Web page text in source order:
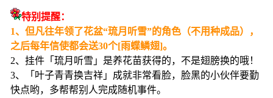
特别提醒：
1、但凡往年领了花盆“琉月听雪”的角色（不用种成品），
之后每年信使都会送30个[雨蝶鳞翅]。
2、挂件「琉月听雪」是养花苗获得的，不是翅膀换的哦！
3、「叶子青青换吉祥」成就非常看脸，脸黑的小伙伴要勤
快点哟，多帮帮别人完成随机事件。